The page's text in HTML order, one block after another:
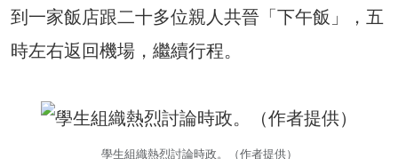
到一家飯店跟二十多位親人共晉「下午飯」，五
時左右返回機場，繼續行程。
學生組織熱烈討論時政。（作者提供）